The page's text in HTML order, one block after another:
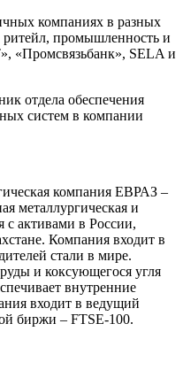
компаниях в разных
ритейл, промышленность и
SELA и
отдела обеспечения
систем в компании
компания ЕВРАЗ –
металлургическая и
активами в России,
Компания входит в
стали в мире.
и коксующегося угля
внутренние
входит в ведущий
биржи – FTSE-100.